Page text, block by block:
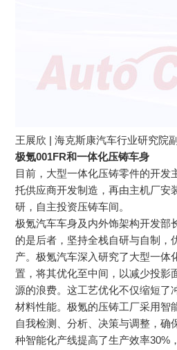
王展欣 | 海克斯康汽车行业研究院
极氪001FR和一体化压铸车身
目前，大型一体化压铸零件的开发
托供应商开发制造，再由主机厂安
研，自主投资压铸车间。
极氪汽车车身及内外饰架构开发部
的是后者，坚持全栈自研与自制，
产。极氪汽车深入研究了大型一体
置，将其优化至中间，以减少投影
源的浪费。这工艺优化不仅缩短了
材料性能。极氪的压铸工厂采用智
自我检测、分析、决策与调整，确
种智能化产线提高了生产效率30%